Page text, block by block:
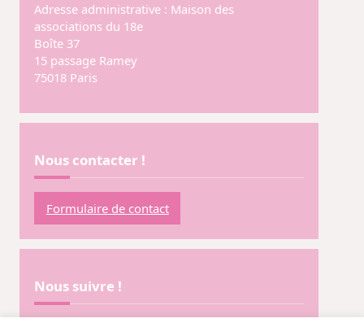
Adresse administrative : Maison des
associations du 18e
Boîte 37
15 passage Ramey
75018 Paris
Nous contacter !
Formulaire de contact
Nous suivre !